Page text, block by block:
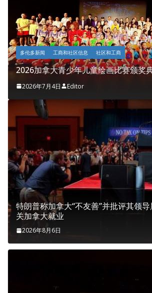
多伦多新闻 工商和社区信息 社区和工商
2026加拿大青少年儿童绘画比赛颁奖
2026年7月4日 Editor
特朗普称加拿大“不友善”并批评其领
关加拿大就业
2026年8月6日